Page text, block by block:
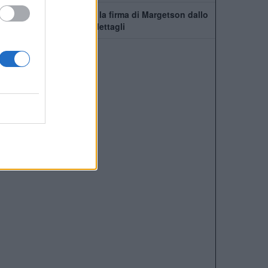
Manchester United, c'è la firma di Margetson dallo
Swansea: annuncio e dettagli